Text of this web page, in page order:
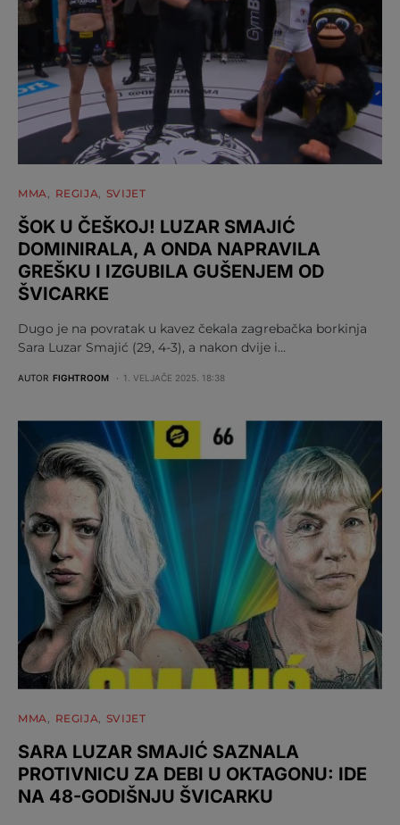
MMA REGIJA SVIJET
ŠOK U ČEŠKOJ! LUZAR SMAJIĆ
DOMINIRALA, A ONDA NAPRAVILA
GREŠKU I IZGUBILA GUŠENJEM OD
ŠVICARKE
Dugo je na povratak u kavez čekala zagrebačka borkinja
Sara Luzar Smajić (29, 4-3), a nakon dvije i…
AUTOR FIGHTROOM 1. VELJAČE 2025. 18:38
MMA REGIJA SVIJET
SARA LUZAR SMAJIĆ SAZNALA
PROTIVNICU ZA DEBI U OKTAGONU: IDE
NA 48-GODIŠNJU ŠVICARKU